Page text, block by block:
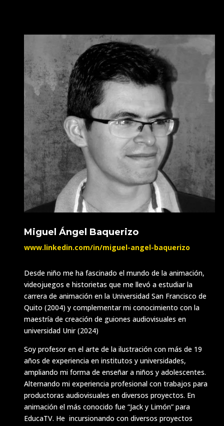
Miguel Ángel Baquerizo
www.linkedin.com/in/miguel-angel-baquerizo
Desde niño me ha fascinado el mundo de la animación,
videojuegos e historietas que me llevó a estudiar la
carrera de animación en la Universidad San Francisco de
Quito (2004) y complementar mi conocimiento con la
maestría de creación de guiones audiovisuales en
universidad Unir (2024)
Soy profesor en el arte de la ilustración con más de 19
años de experiencia en institutos y universidades,
ampliando mi forma de enseñar a niños y adolescentes.
Alternando mi experiencia profesional con trabajos para
productoras audiovisuales en diversos proyectos. En
animación el más conocido fue “Jack y Limón” para
EducaTV. He incursionando con diversos proyectos